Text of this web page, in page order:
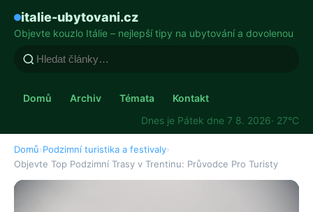
italie-ubytovani.cz
Objevte kouzlo Itálie – nejlepší tipy na ubytování a dovolenou
Domů Archiv Témata
Kontakt
Dnes je Pátek dne 7 8. 2026· 27°C
Domů›Podzimní turistika a festivaly›
Objevte Top Podzimní Trasy v Trentinu: Průvodce Pro Turisty